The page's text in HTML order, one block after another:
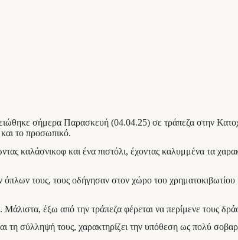
σήμερα Παρασκευή (04.04.25) σε τράπεζα στην
το προσωπικό.
καλάσνικοφ και ένα πιστόλι, έχοντας καλυμμένα τα
τους, τους οδήγησαν στον χώρο του
έξω από την τράπεζα φέρεται να περίμενε τους
τη σύλληψή τους, χαρακτηρίζει την υπόθεση ως πολύ